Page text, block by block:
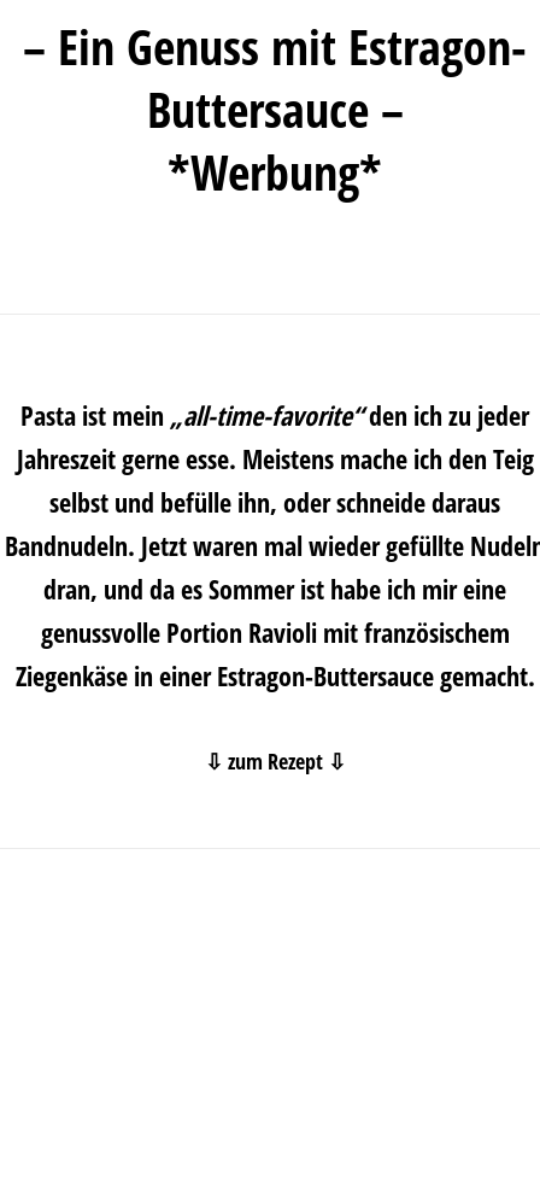
– Ein Genuss mit Estragon-
Buttersauce –
*Werbung*
Pasta ist mein „all-time-favorite“den ich zu jeder
Jahreszeit gerne esse. Meistens mache ich den Teig
selbst und befülle ihn, oder schneide daraus
Bandnudeln. Jetzt waren mal wieder gefüllte
dran, und da es Sommer ist habe ich mir eine
genussvolle Portion Ravioli mit französischem
Ziegenkäse in einer Estragon-Buttersauce gemacht.
⇩ zum Rezept ⇩